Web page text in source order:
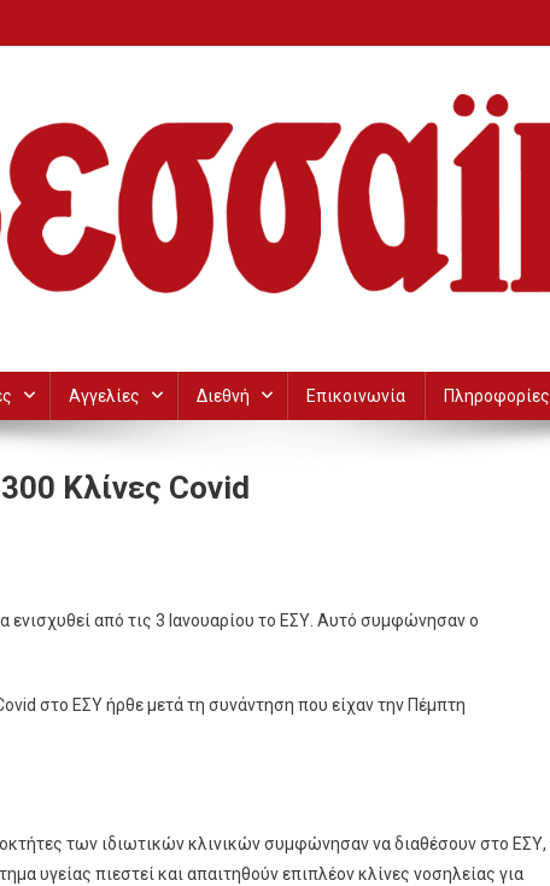
Αγγελίες Διεθνή Επικοινωνία Πληροφορίες
Κλίνες Covid
ενισχυθεί από τις 3 Ιανουαρίου το ΕΣΥ. Αυτό συμφώνησαν ο
στο ΕΣΥ ήρθε μετά τη συνάντηση που είχαν την Πέμπτη
των ιδιωτικών κλινικών συμφώνησαν να διαθέσουν στο ΕΣΥ,
υγείας πιεστεί και απαιτηθούν επιπλέον κλίνες νοσηλείας για